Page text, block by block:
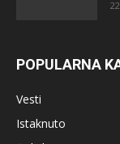
POPULARNA
Vesti
Istaknuto